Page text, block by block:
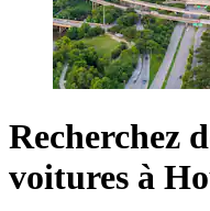
Recherchez
voitures à